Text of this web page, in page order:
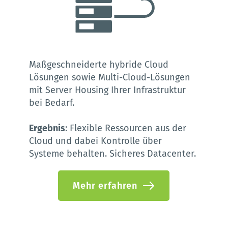
Maßgeschneiderte hybride Cloud
Lösungen sowie Multi-Cloud-Lösungen
mit Server Housing Ihrer Infrastruktur
bei Bedarf.
Ergebnis: Flexible Ressourcen aus der
Cloud und dabei Kontrolle über
Systeme behalten. Sicheres Datacenter.
Mehr erfahren